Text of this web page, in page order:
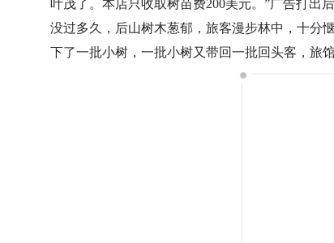
叶茂了。本店只收取树苗费200美元。”广告打出
没过多久，后山树木葱郁，旅客漫步林中，十分
下了一批小树，一批小树又带回一批回头客，旅